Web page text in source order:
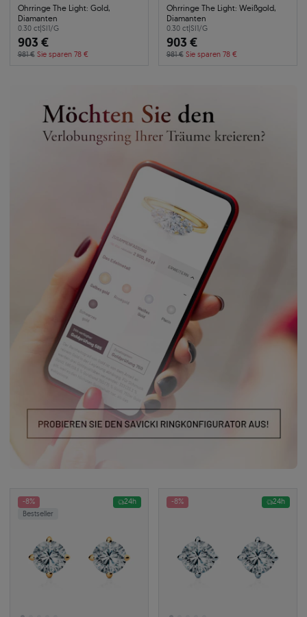
Ohrringe The Light: Gold,
Diamanten
0.30 ct|SI1/G
903 €
981 € Sie sparen 78 €
Ohrringe The Light: Weißgold,
Diamanten
0.30 ct|SI1/G
903 €
981 € Sie sparen 78 €
-8%
Bestseller
24h -8% 24h